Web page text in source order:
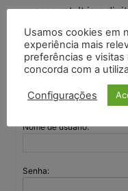
account. It is a
Visualizando 1 resposta (de
Você deve fazer login para
Nome de usuário:
Senha:
Usamos cookies em
experiência mais
preferências e visitas
concorda com a
Configurações